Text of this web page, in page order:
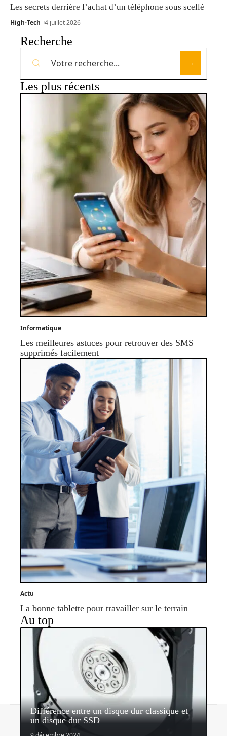
Les secrets derrière l’achat d’un téléphone sous scellé
High-Tech 4 juillet 2026
Recherche
Les plus récents
Informatique
Les meilleures astuces pour retrouver des SMS
supprimés facilement
Actu
La bonne tablette pour travailler sur le terrain
Au top
Différence entre un disque dur classique et
un disque dur SSD
Contact Mentions légales Sitemap